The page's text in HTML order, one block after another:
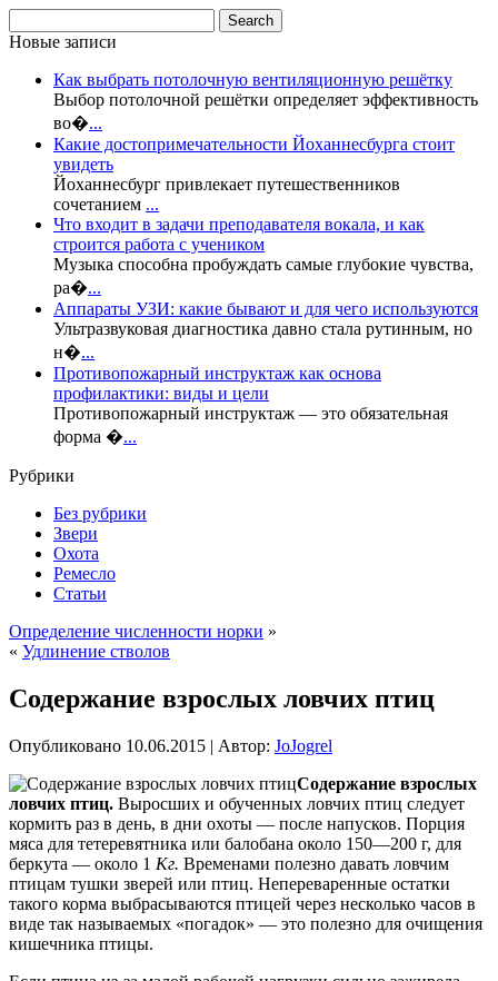
Новые записи
Как выбрать потолочную вентиляционную решётку
Выбор потолочной решётки определяет эффективность
во�...
Какие достопримечательности Йоханнесбурга стоит
увидеть
Йоханнесбург привлекает путешественников
сочетанием ...
Что входит в задачи преподавателя вокала, и как
строится работа с учеником
Музыка способна пробуждать самые глубокие чувства,
ра�...
Аппараты УЗИ: какие бывают и для чего используются
Ультразвуковая диагностика давно стала рутинным, но
н�...
Противопожарный инструктаж как основа
профилактики: виды и цели
Противопожарный инструктаж — это обязательная
форма �...
Рубрики
Без рубрики
Звери
Охота
Ремесло
Статьи
Определение численности норки »
« Удлинение стволов
Содержание взрослых ловчих птиц
Опубликовано 10.06.2015 | Автор: JoJogrel
Содержание взрослых
ловчих птиц. Выросших и обученных ловчих птиц следует
кормить раз в день, в дни охоты — после напусков. Порция
мяса для тетеревятника или балобана около 150—200 г, для
беркута — около 1 Кг. Временами полезно давать ловчим
птицам тушки зверей или птиц. Непереваренные остатки
такого корма выбрасываются птицей через несколько часов в
виде так называемых «погадок» — это полезно для очищения
кишечника птицы.